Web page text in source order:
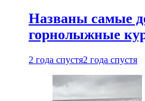
Названы самые
горнолыжные
2 года спустя2 года спустя